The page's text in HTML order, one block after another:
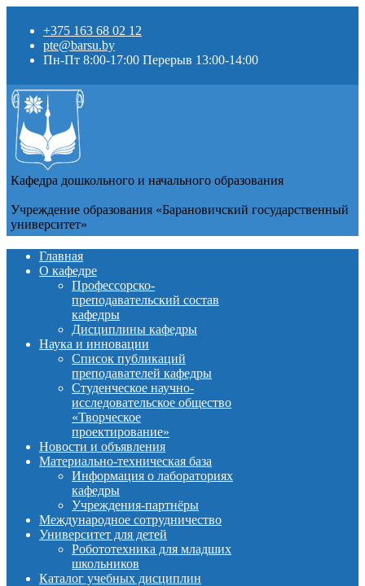
+375 163 68 02 12
pte@barsu.by
Пн-Пт 8:00-17:00 Перерыв 13:00-14:00
Кафедра дошкольного и начального образования
Учреждение образования «Барановичский государственный
университет»
Главная
О кафедре
Профессорско-
преподавательский состав
кафедры
Дисциплины кафедры
Наука и инновации
Список публикаций
преподавателей кафедры
Студенческое научно-
исследовательское общество
«Творческое
проектирование»
Новости и объявления
Материально-техническая база
Информация о лабораториях
кафедры
Учреждения-партнёры
Международное сотрудничество
Университет для детей
Робототехника для младших
школьников
Каталог учебных дисциплин